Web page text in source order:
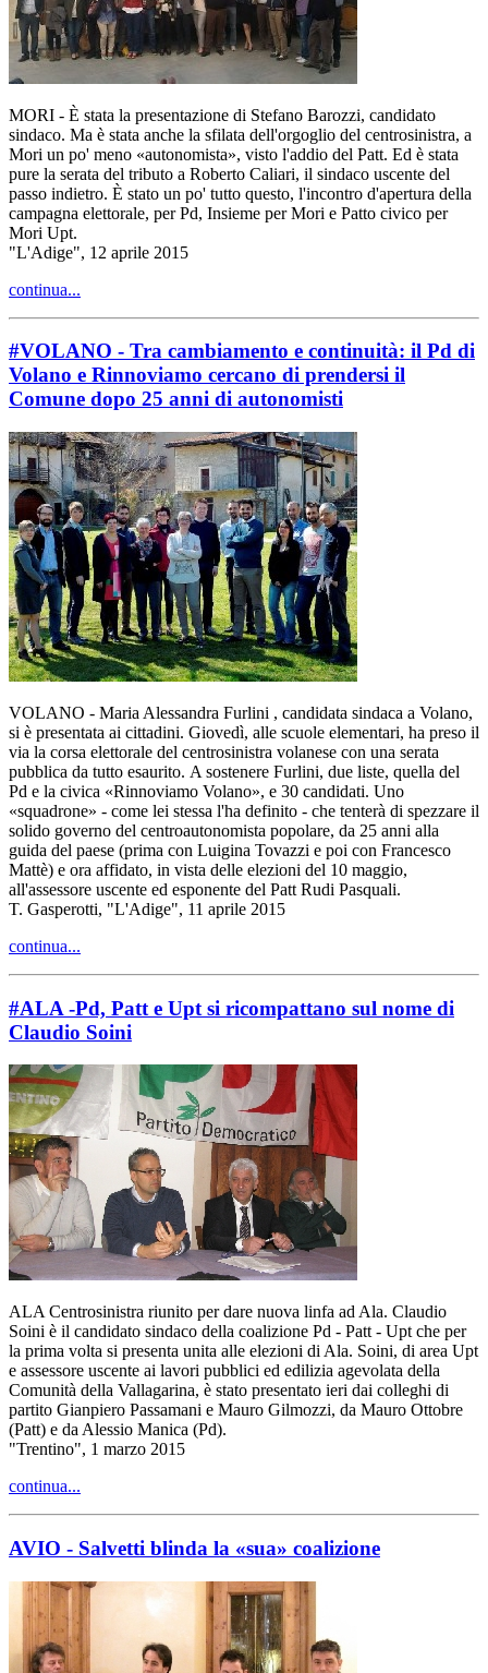
MORI - È stata la presentazione di Stefano Barozzi, candidato
sindaco. Ma è stata anche la sfilata dell'orgoglio del centrosinistra, a
Mori un po' meno «autonomista», visto l'addio del Patt. Ed è stata
pure la serata del tributo a Roberto Caliari, il sindaco uscente del
passo indietro. È stato un po' tutto questo, l'incontro d'apertura della
campagna elettorale, per Pd, Insieme per Mori e Patto civico per
Mori Upt.
"L'Adige", 12 aprile 2015
continua...
#VOLANO - Tra cambiamento e continuità: il Pd di
Volano e Rinnoviamo cercano di prendersi il
Comune dopo 25 anni di autonomisti
VOLANO - Maria Alessandra Furlini , candidata sindaca a Volano,
si è presentata ai cittadini. Giovedì, alle scuole elementari, ha preso il
via la corsa elettorale del centrosinistra volanese con una serata
pubblica da tutto esaurito. A sostenere Furlini, due liste, quella del
Pd e la civica «Rinnoviamo Volano», e 30 candidati. Uno
«squadrone» - come lei stessa l'ha definito - che tenterà di spezzare il
solido governo del centroautonomista popolare, da 25 anni alla
guida del paese (prima con Luigina Tovazzi e poi con Francesco
Mattè) e ora affidato, in vista delle elezioni del 10 maggio,
all'assessore uscente ed esponente del Patt Rudi Pasquali.
T. Gasperotti, "L'Adige", 11 aprile 2015
continua...
#ALA -Pd, Patt e Upt si ricompattano sul nome di
Claudio Soini
ALA Centrosinistra riunito per dare nuova linfa ad Ala. Claudio
Soini è il candidato sindaco della coalizione Pd - Patt - Upt che per
la prima volta si presenta unita alle elezioni di Ala. Soini, di area Upt
e assessore uscente ai lavori pubblici ed edilizia agevolata della
Comunità della Vallagarina, è stato presentato ieri dai colleghi di
partito Gianpiero Passamani e Mauro Gilmozzi, da Mauro Ottobre
(Patt) e da Alessio Manica (Pd).
"Trentino", 1 marzo 2015
continua...
AVIO - Salvetti blinda la «sua» coalizione